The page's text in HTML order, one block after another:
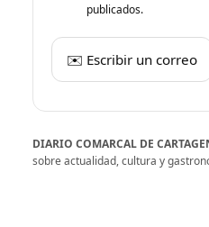
publicados.
✉️ Escribir un correo
DIARIO COMARCAL DE
sobre actualidad, cultura y